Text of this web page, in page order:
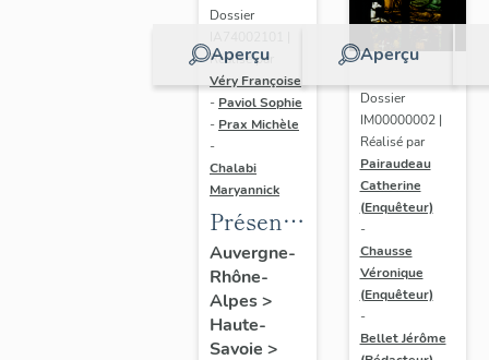
Aperçu
Dossier
Réalisé par
Véry Françoise
- Paviol Sophie
- Prax Michèle
-
Chalabi
Maryannick
Présentation
de l'aire
d'étude
Megève
Auvergne-
Rhône-
Alpes>
Haute-
Savoie >
Aperçu
Dossier
IM00000002 |
Réalisé par
Pairaudeau
Catherine
(Enquêteur)
-
Chausse
Véronique
(Enquêteur)
-
Bellet Jérôme